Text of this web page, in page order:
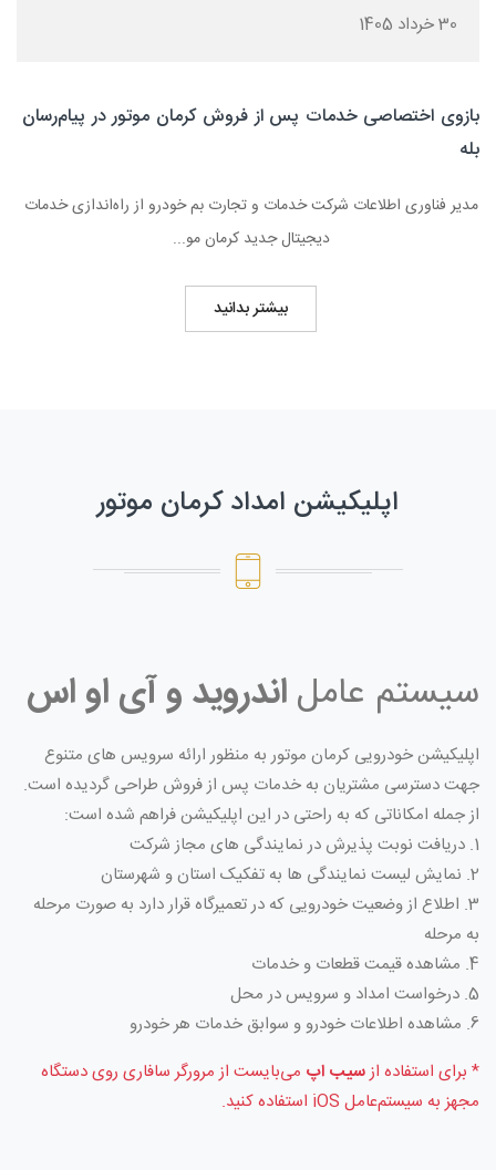
30 خرداد 1405
بازوی اختصاصی خدمات پس از فروش کرمان موتور در پیام‌رسان
بله
مدیر فناوری اطلاعات شرکت خدمات و تجارت بم خودرو از راه‌اندازی خدمات
دیجیتال جدید کرمان مو...
بیشتر بدانید
اپلیکیشن امداد کرمان موتور
سیستم عاملاندروید و آی او اس
اپلیکیشن خودرویی کرمان موتور به منظور ارائه سرویس های متنوع
جهت دسترسی مشتریان به خدمات پس از فروش طراحی گردیده است.
از جمله امکاناتی که به راحتی در این اپلیکیشن فراهم شده است:
1. دریافت نوبت پذیرش در نمایندگی های مجاز شرکت
2. نمایش لیست نمایندگی ها به تفکیک استان و شهرستان
3. اطلاع از وضعیت خودرویی که در تعمیرگاه قرار دارد به صورت مرحله
به مرحله
4. مشاهده قیمت قطعات و خدمات
5. درخواست امداد و سرویس در محل
6. مشاهده اطلاعات خودرو و سوابق خدمات هر خودرو
* برای استفاده ازسیب اپ می‌بایست از مرورگر سافاری روی دستگاه
مجهز به سیستم‌عامل iOS استفاده کنید.